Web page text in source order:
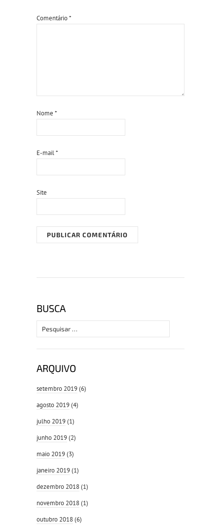
Comentário*
Nome *
E-mail*
Site
BUSCA
Pesquisar
por:
ARQUIVO
setembro 2019(6)
agosto 2019(4)
julho 2019(1)
junho 2019(2)
maio 2019(3)
janeiro 2019(1)
dezembro 2018(1)
novembro 2018(1)
outubro 2018(6)